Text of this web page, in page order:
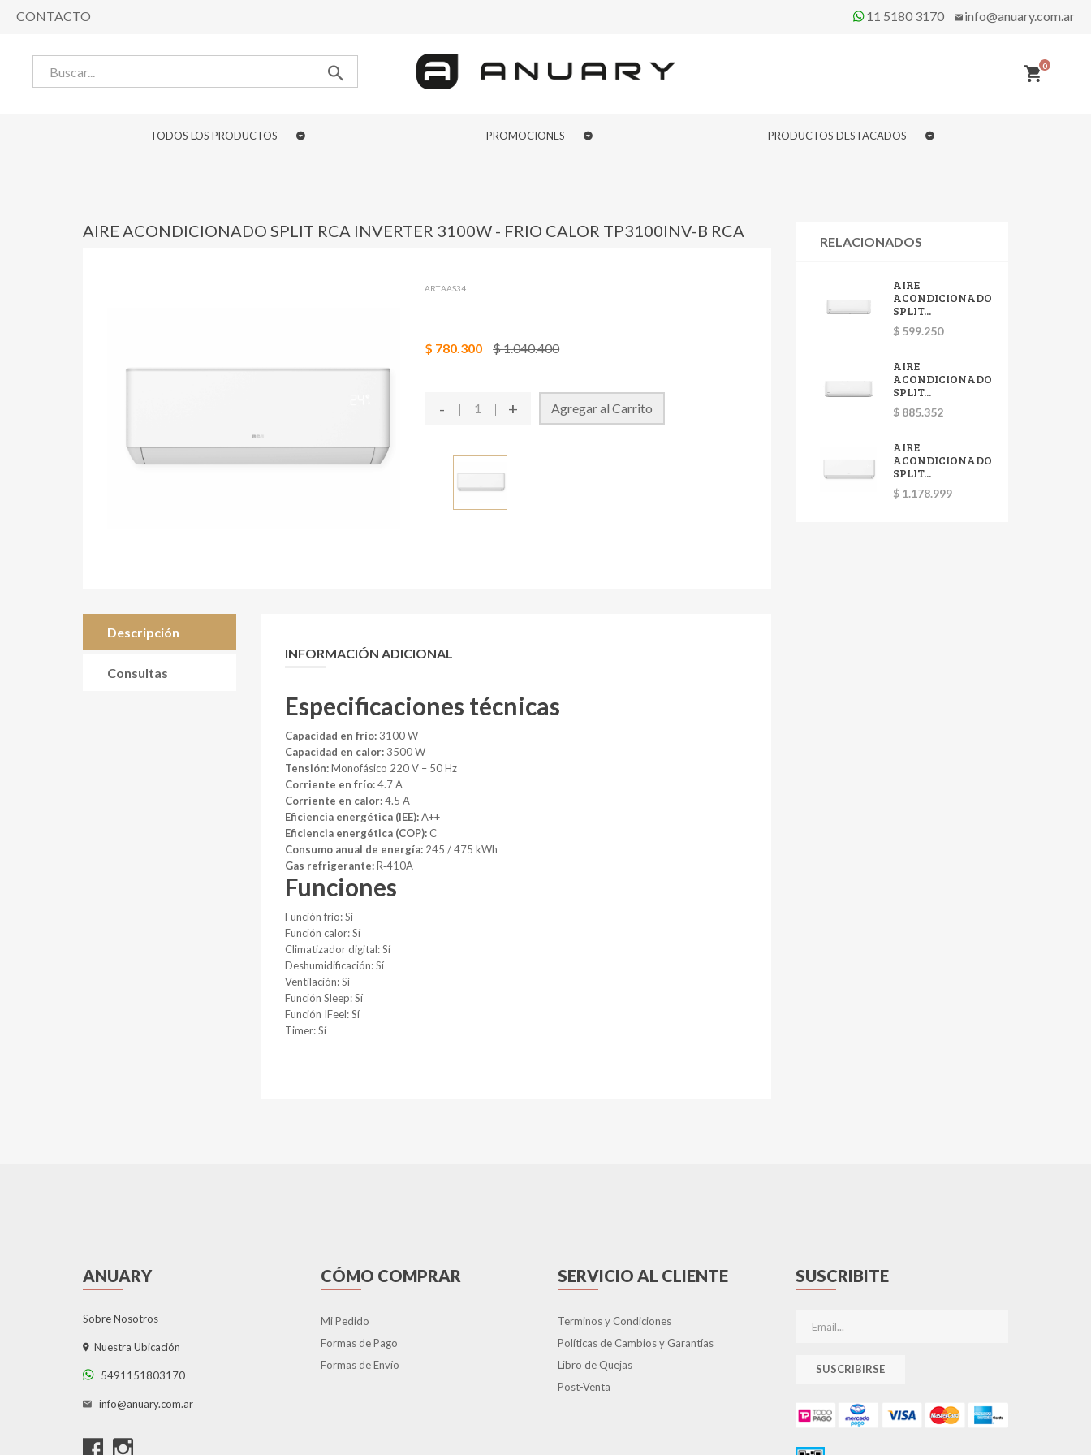
CONTACTO 11 5180 3170 info@anuary.com.ar
0
TODOS LOS PRODUCTOS PROMOCIONES PRODUCTOS DESTACADOS
AIRE ACONDICIONADO SPLIT RCA INVERTER 3100W - FRIO CALOR TP3100INV-B RCA
ART.AAS34
$ 780.300 $ 1.040.400
- + Agregar al Carrito
Descripción
Consultas
INFORMACIÓN ADICIONAL
Especificaciones técnicas
Capacidad en frío: 3100 W
Capacidad en calor: 3500 W
Tensión:Monofásico 220 V – 50 Hz
Corriente en frío:4.7 A
Corriente en calor:4.5 A
Eficiencia energética (IEE):A++
Eficiencia energética (COP):C
Consumo anual de energía: 245 / 475 kWh
Gas refrigerante:R‑410A
Funciones
Función frío: Sí
Función calor: Sí
Climatizador digital: Sí
Deshumidificación: Sí
Ventilación: Sí
Función Sleep: Sí
Función IFeel: Sí
Timer: Sí
RELACIONADOS
AIRE
ACONDICIONADO
SPLIT...
$ 599.250
AIRE
ACONDICIONADO
SPLIT...
$ 885.352
AIRE
ACONDICIONADO
SPLIT...
$ 1.178.999
ANUARY
Sobre Nosotros
Nuestra Ubicación
5491151803170
info@anuary.com.ar
CÓMO COMPRAR
Mi Pedido
Formas de Pago
Formas de Envío
SERVICIO AL CLIENTE
Terminos y Condiciones
Políticas de Cambios y Garantías
Libro de Quejas
Post-Venta
SUSCRIBITE
SUSCRIBIRSE